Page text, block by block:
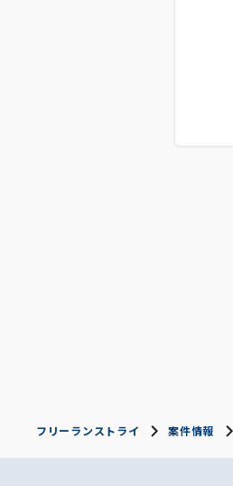
フリーランストライ 案件情報